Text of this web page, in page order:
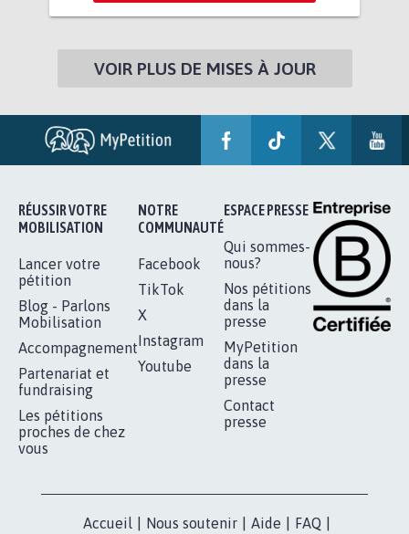
VOIR PLUS DE MISES À JOUR
RÉUSSIR VOTRE
MOBILISATION
Lancer votre
pétition
Blog - Parlons
Mobilisation
Accompagnement
Partenariat et
fundraising
Les pétitions
proches de chez
vous
NOTRE
COMMUNAUTÉ
Facebook
TikTok
X
Instagram
Youtube
ESPACE PRESSE
Qui sommes-
nous?
Nos pétitions
dans la
presse
MyPetition
dans la
presse
Contact
presse
Accueil Nous soutenir Aide FAQ